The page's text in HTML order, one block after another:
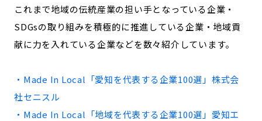
「人」から探す
記事ライター アンバサダー
お問い合わせ 会社概要
これまで地域の伝統産業の担い手となっている企業・
SDGsの取り組みを積極的に推進している企業・地域貢
献に力を入れている企業などを数々紹介しています。
・Made In Local「愛知を代表する企業100選」 株式会
社セニスル
・Made In Local「地域を代表する企業100選」 愛知エ